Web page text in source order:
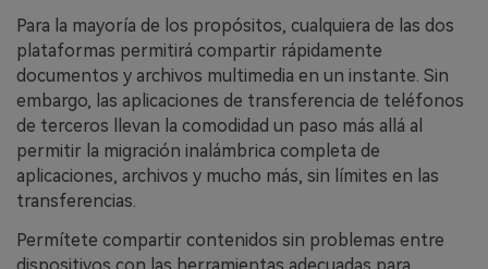
Para la mayoría de los propósitos, cualquiera de las dos
plataformas permitirá compartir rápidamente
documentos y archivos multimedia en un instante. Sin
embargo, las aplicaciones de transferencia de teléfonos
de terceros llevan la comodidad un paso más allá al
permitir la migración inalámbrica completa de
aplicaciones, archivos y mucho más, sin límites en las
transferencias.
Permítete compartir contenidos sin problemas entre